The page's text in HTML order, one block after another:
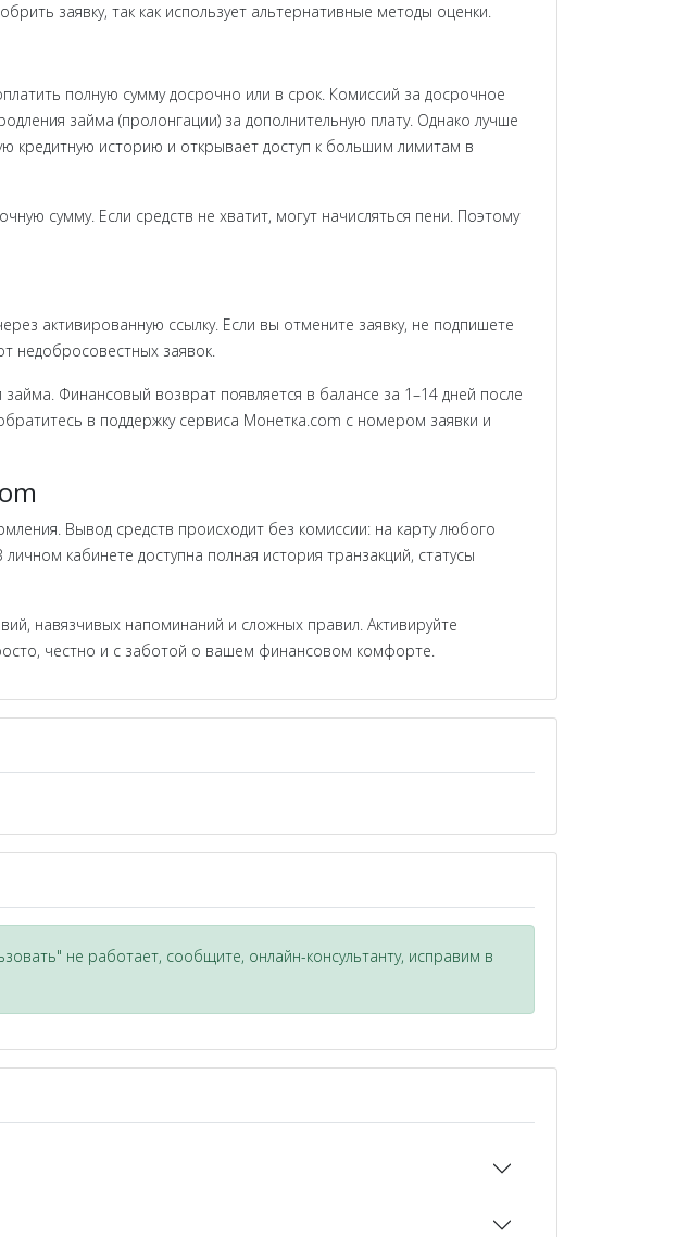
заявку, так как использует альтернативные методы оценки.
полную сумму досрочно или в срок. Комиссий за досрочное
займа (пролонгации) за дополнительную плату. Однако лучше
историю и открывает доступ к большим лимитам в
сумму. Если средств не хватит, могут начисляться пени. Поэтому
активированную ссылку. Если вы отмените заявку, не подпишете
недобросовестных заявок.
Финансовый возврат появляется в балансе за 1–14 дней после
в поддержку сервиса Монетка.com с номером заявки и
Вывод средств происходит без комиссии: на карту любого
кабинете доступна полная история транзакций, статусы
навязчивых напоминаний и сложных правил. Активируйте
честно и с заботой о вашем финансовом комфорте.
не работает, сообщите, онлайн-консультанту, исправим в